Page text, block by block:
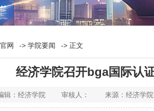
网 -> 学院要闻 -> 正文
经济学院召开bga国际认
：经济学院 审核人： 来源：经济学